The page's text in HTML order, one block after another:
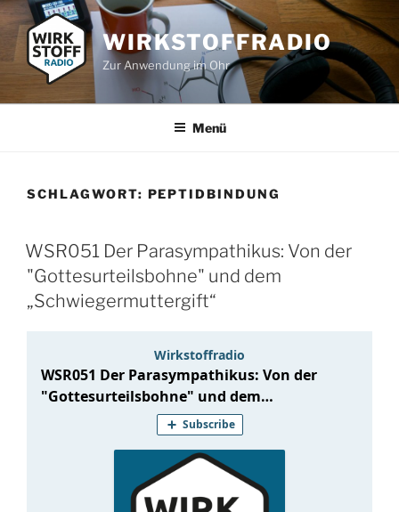
Zum
Inhalt
springen
WIRKSTOFFRADIO
Zur Anwendung im Ohr
Menü
SCHLAGWORT: PEPTIDBINDUNG
WSR051 Der Parasympathikus: Von der
"Gottesurteilsbohne" und dem
„Schwiegermuttergift“